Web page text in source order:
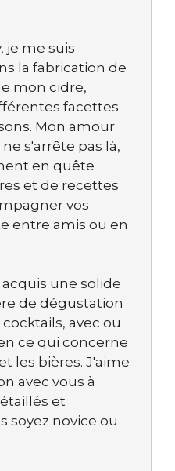
je me suis
la fabrication de
mon cidre,
facettes
Mon amour
s'arrête pas là,
en quête
et de recettes
vos
entre amis ou en
acquis une solide
de dégustation
avec ou
ce qui concerne
les bières. J'aime
avec vous à
et
soyez novice ou